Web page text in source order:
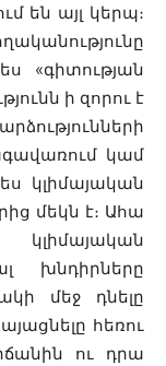
են այլ կերպ։
«գիտության
ի զորու է
կամ
կլիմայական
մեկն է։ Ահա
խնդիրները
մեջ դնելը
հեռու
ու դրա